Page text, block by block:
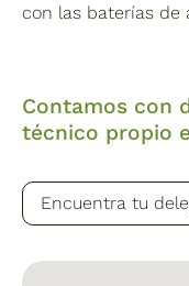
con las baterías de
Contamos con
técnico propio